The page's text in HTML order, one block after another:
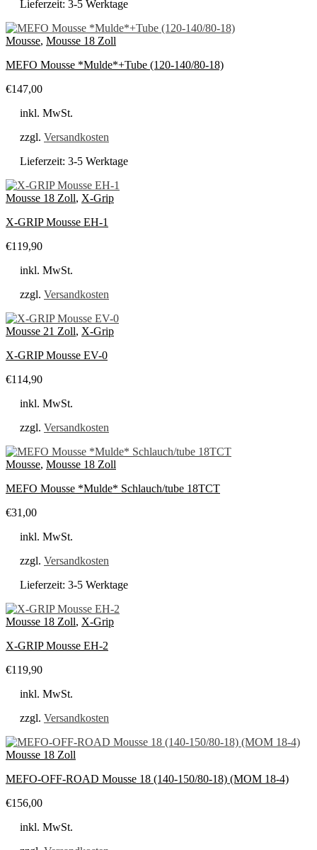
Lieferzeit: 3-5 Werktage
Mousse, Mousse 18 Zoll
MEFO Mousse *Mulde*+Tube (120-140/80-18)
€147,00
inkl. MwSt.
zzgl. Versandkosten
Lieferzeit: 3-5 Werktage
Mousse 18 Zoll, X-Grip
X-GRIP Mousse EH-1
€119,90
inkl. MwSt.
zzgl. Versandkosten
Mousse 21 Zoll, X-Grip
X-GRIP Mousse EV-0
€114,90
inkl. MwSt.
zzgl. Versandkosten
Mousse, Mousse 18 Zoll
MEFO Mousse *Mulde* Schlauch/tube 18TCT
€31,00
inkl. MwSt.
zzgl. Versandkosten
Lieferzeit: 3-5 Werktage
Mousse 18 Zoll, X-Grip
X-GRIP Mousse EH-2
€119,90
inkl. MwSt.
zzgl. Versandkosten
Mousse 18 Zoll
MEFO-OFF-ROAD Mousse 18 (140-150/80-18) (MOM 18-4)
€156,00
inkl. MwSt.